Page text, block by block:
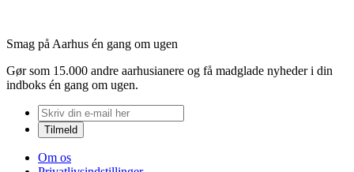
Smag på Aarhus én gang om ugen
Gør som 15.000 andre aarhusianere og få madglade nyheder i din
indboks én gang om ugen.
Om os